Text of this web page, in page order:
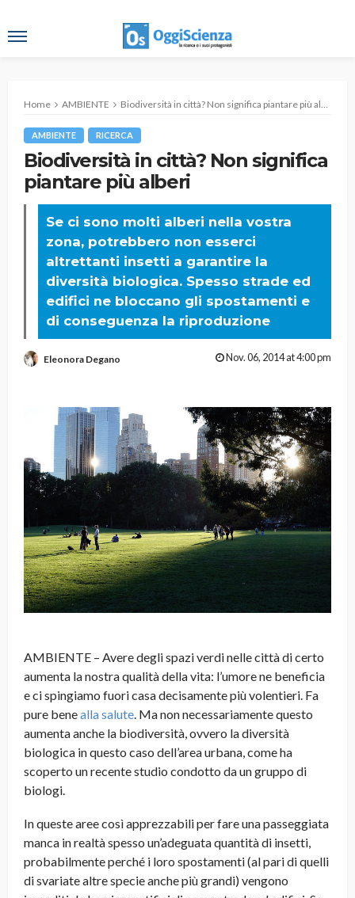
Home AMBIENTE Biodiversità in città? Non significa piantare più alberi
AMBIENTE RICERCA
Biodiversità in città? Non significa
piantare più alberi
Se ci sono molti alberi nella vostra
zona, potrebbero non esserci
altrettanti insetti a garantire la
diversità biologica. Spesso strade ed
edifici ne bloccano gli spostamenti e
di conseguenza la riproduzione
Eleonora Degano Nov. 06, 2014 at 4:00 pm
AMBIENTE – Avere degli spazi verdi nelle città di certo
aumenta la nostra qualità della vita: l’umore ne beneficia
e ci spingiamo fuori casa decisamente più volentieri. Fa
pure benealla salute. Ma non necessariamente questo
aumenta anche la biodiversità, ovvero la diversità
biologica in questo caso dell’area urbana, come ha
scoperto un recente studio condotto da un gruppo di
biologi.
In queste aree così apprezzabili per fare una passeggiata
manca in realtà spesso un’adeguata quantità di insetti,
probabilmente perché i loro spostamenti (al pari di quelli
di svariate altre specie anche più grandi) vengono